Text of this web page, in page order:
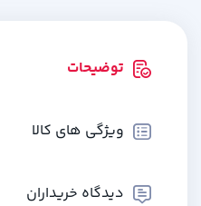
توضیحات
ویژگی های کالا
دیدگاه خریداران